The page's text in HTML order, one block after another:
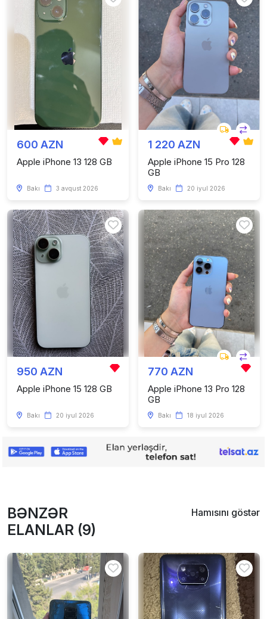
600 AZN
Apple iPhone 13 128 GB
Bakı 3 avqust 2026
1 220 AZN
Apple iPhone 15 Pro 128
GB
Bakı 20 iyul 2026
950 AZN
Apple iPhone 15 128 GB
Bakı 20 iyul 2026
770 AZN
Apple iPhone 13 Pro 128
GB
Bakı 18 iyul 2026
BƏNZƏR
ELANLAR (9)
Hamısını göstər